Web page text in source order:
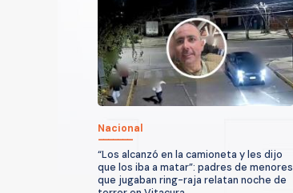
Nacional
“Los alcanzó en la camioneta y les dijo
que los iba a matar”: padres de menores
que jugaban ring-raja relatan noche de